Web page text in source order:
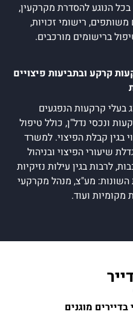
בכל הנוגע להסדרת מקרקעין,
משותפים, רישומי זכויות,
ברישומים מורכבים.
קרקע ובתביעות פיצויים
בעלי קרקעות הנפגעים
ונכסי נדל"ן, כולל טיפול
בגין קבלת הפיצוי. למשרד
שיעורי הפיצוי ובניהול
לרבות בגין עילות נזיקיות
השונות: מע"צ, מנהל מקרקעי
מקומיות ועוד.
בדיירים מוגנים